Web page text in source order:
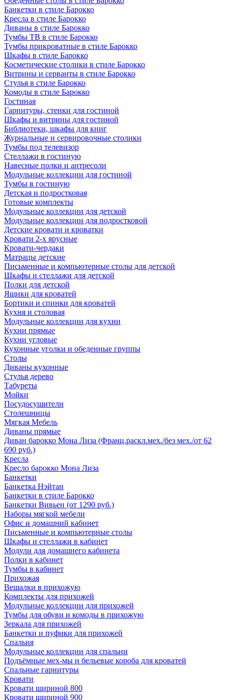
Банкетки в стиле Барокко
Кресла в стиле Барокко
Диваны в стиле Барокко
Тумбы ТВ в стиле Барокко
Тумбы прикроватные в стиле Барокко
Шкафы в стиле Барокко
Косметические столики в стиле Барокко
Витрины и серванты в стиле Барокко
Стулья в стиле Барокко
Комоды в стиле Барокко
Гостиная
Гарнитуры, стенки для гостиной
Шкафы и витрины для гостиной
Библиотеки, шкафы для книг
Журнальные и сервировочные столики
Тумбы под телевизор
Стеллажи в гостиную
Навесные полки и антресоли
Модульные коллекции для гостиной
Тумбы в гостиную
Детская и подростковая
Готовые комплекты
Модульные коллекции для детской
Модульные коллекции для подростковой
Детские кровати и кроватки
Кровати 2-х ярусные
Кровати-чердаки
Матрацы детские
Письменные и компьютерные столы для детской
Шкафы и стеллажи для детской
Полки для детской
Ящики для кроватей
Бортики и спинки для кроватей
Кухня и столовая
Модульные коллекции для кухни
Кухни прямые
Кухни угловые
Кухонные уголки и обеденные группы
Столы
Диваны кухонные
Стулья дерево
Табуреты
Мойки
Посудосушители
Столешницы
Мягкая Мебель
Диваны прямые
Диван барокко Мона Лиза (Франц.раскл.мех./без мех./от 62
690 руб.)
Кресла
Кресло барокко Мона Лиза
Банкетки
Банкетка Нэйтан
Банкетки в стиле Барокко
Банкетки Вивьен (от 1290 руб.)
Наборы мягкой мебели
Офис и домашний кабинет
Письменные и компьютерные столы
Шкафы и стеллажи в кабинет
Модули для домашнего кабинета
Полки в кабинет
Тумбы в кабинет
Прихожая
Вешалки в прихожую
Комплекты для прихожей
Модульные коллекции для прихожей
Тумбы для обуви и комоды в прихожую
Зеркала для прихожей
Банкетки и пуфики для прихожей
Спальня
Модульные коллекции для спальни
Подъёмные мех-мы и бельевые короба для кроватей
Спальные гарнитуры
Кровати
Кровати шириной 800
Кровати шириной 900